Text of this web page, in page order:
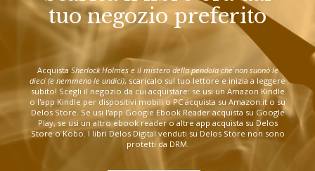
tuo negozio preferito
AcquistaSherlock Holmes e il mistero della pendola che non suonò le
dieci (e nemmeno le undici), scaricalo sul tuo lettore e inizia a leggere
subito! Scegli il negozio da cui acquistare: se usi un Amazon Kindle
o l'app Kindle per dispositivi mobili o PC acquista su Amazon.it o su
Delos Store. Se usi l'app Google Ebook Reader acquista su Google
Play, se usi un altro ebook reader o altre app acquista su Delos
Store o Kobo. I libri Delos Digital venduti su Delos Store non sono
protetti da DRM.